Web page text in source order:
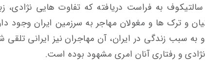
سالتیکوف به فراست دریافته که تفاوت هایی نژادی،
و ترک ها و مغولان مهاجر به سرزمین ایران وجود
و به سبب زندگی در ایران، آن مهاجران نیز ایرانی تلقی
و رفتاری آنان امری مشهود بوده است.